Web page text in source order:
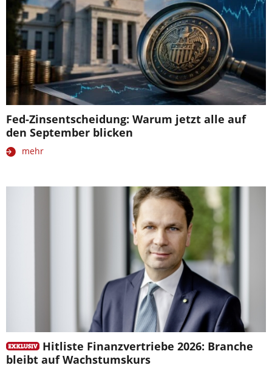
Fed-Zinsentscheidung: Warum jetzt alle auf
den September blicken
mehr
Hitliste Finanzvertriebe 2026: Branche
bleibt auf Wachstumskurs